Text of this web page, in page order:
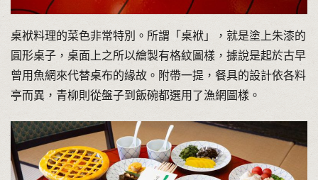
桌袱料理的菜色非常特別。所謂「桌袱」，就是塗上朱漆的
圓形桌子，桌面上之所以繪製有格紋圖樣，據說是起於古早
曾用魚網來代替桌布的緣故。附帶一提，餐具的設計依各料
亭而異，青柳則從盤子到飯碗都選用了漁網圖樣。